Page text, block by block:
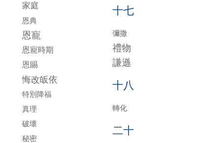
家庭
恩典
恩寵
恩寵時期
恩賜
悔改皈依
特別降福
真理
破壞
秘密
十七
彌撒
禮物
謙遜
十八
轉化
二十